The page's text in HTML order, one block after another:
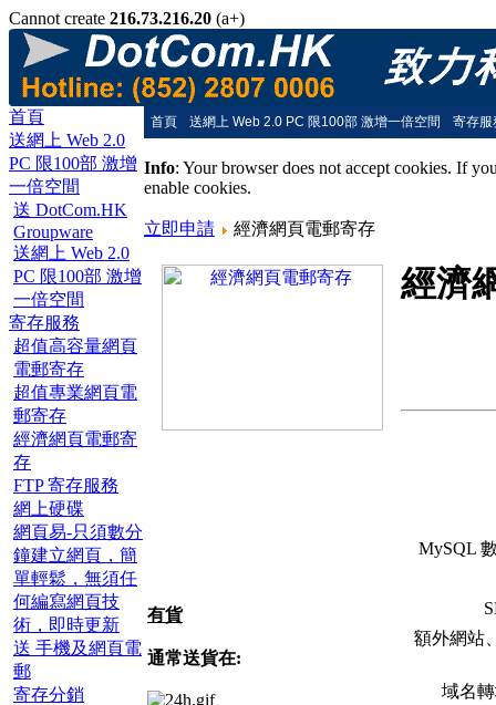
Cannot create 216.73.216.20 (a+)
首頁
送網上 Web 2.0
PC 限100部 激增
一倍空間
送 DotCom.HK
Groupware
送網上 Web 2.0
PC 限100部 激增
一倍空間
寄存服務
超值高容量網頁
電郵寄存
超值專業網頁電
郵寄存
經濟網頁電郵寄
存
FTP 寄存服務
網上硬碟
網頁易-只須數分
鐘建立網頁，簡
單輕鬆，無須任
何編寫網頁技
術，即時更新
送 手機及網頁電
郵
寄存分銷
首頁 送網上 Web 2.0 PC 限100部 激增一倍空間 寄存服
Info: Your browser does not accept cookies. If
enable cookies.
立即申請 經濟網頁電郵寄存
經濟
有貨
通常送貨在:
MySQL
額外網站
域名